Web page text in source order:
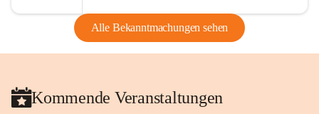
Alle Bekanntmachungen sehen
Kommende Veranstaltungen